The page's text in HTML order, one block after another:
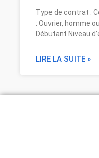
Type de contrat :
: Ouvrier, homme
Débutant Niveau
LIRE LA SUITE »